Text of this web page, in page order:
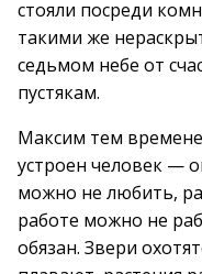
стояли посреди
такими же
седьмом небе от
пустякам.
Максим тем
устроен человек —
можно не любить,
работе можно не
обязан. Звери